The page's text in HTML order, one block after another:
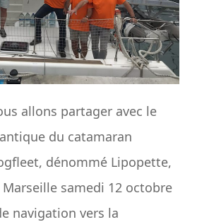
allons partager avec le
du catamaran
dénommé Lipopette,
samedi 12 octobre
navigation vers la